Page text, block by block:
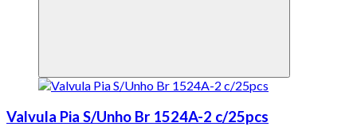
Valvula Pia S/Unho Br 1524A-2 c/25pcs